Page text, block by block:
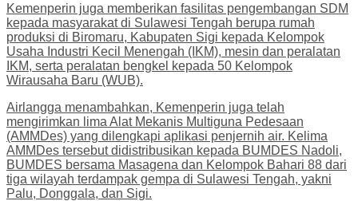
Kemenperin juga memberikan fasilitas pengembangan SDM
kepada masyarakat di Sulawesi Tengah berupa rumah
produksi di Biromaru, Kabupaten Sigi kepada Kelompok
Usaha Industri Kecil Menengah (IKM), mesin dan peralatan
IKM, serta peralatan bengkel kepada 50 Kelompok
Wirausaha Baru (WUB).
Airlangga menambahkan, Kemenperin juga telah
mengirimkan lima Alat Mekanis Multiguna Pedesaan
(AMMDes) yang dilengkapi aplikasi penjernih air. Kelima
AMMDes tersebut didistribusikan kepada BUMDES Nadoli,
BUMDES bersama Masagena dan Kelompok Bahari 88 dari
tiga wilayah terdampak gempa di Sulawesi Tengah, yakni
Palu, Donggala, dan Sigi.